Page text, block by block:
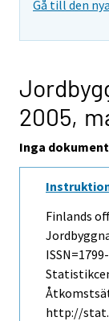
Gå till den
2005,
Inga dokument
Finlands
http://